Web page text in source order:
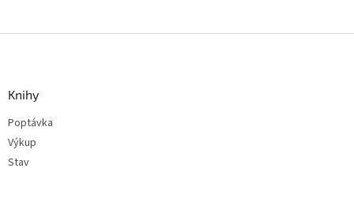
Knihy
Poptávka
Výkup
Stav